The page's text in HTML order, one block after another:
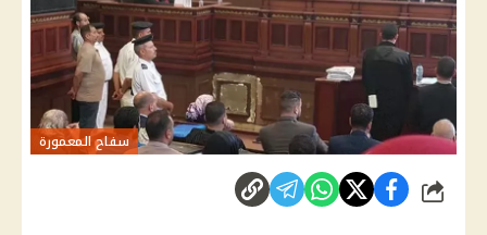
سفاح المعمورة
شارك